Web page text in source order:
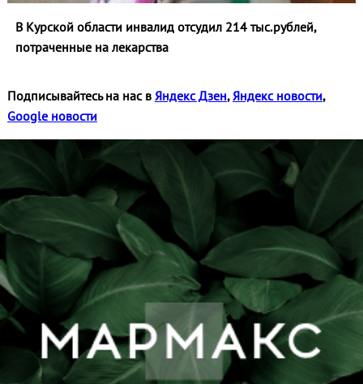
В Курской области инвалид отсудил 214 тыс.рублей,
потраченные на лекарства
Подписывайтесь на нас в Яндекс Дзен, Яндекс новости,
Google новости